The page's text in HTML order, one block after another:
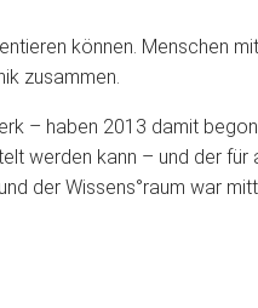
können. Menschen
zusammen.
– haben 2013 damit
werden kann – und der
der Wissens°raum war